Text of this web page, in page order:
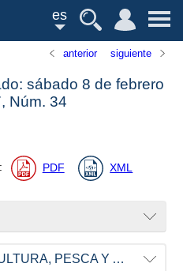
es
anterior siguiente
sábado 8 de febrero
Núm. 34
PDF XML
MINISTERIO DE AGRICULTURA, PESCA Y ALIMENTACIÓN